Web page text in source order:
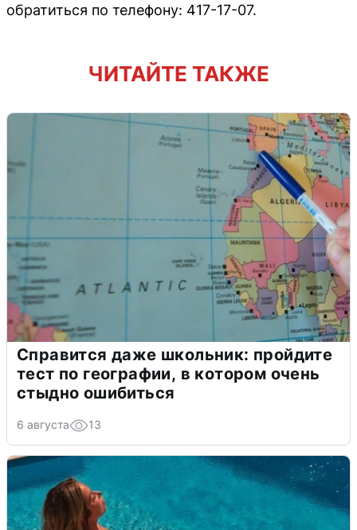
обратиться по телефону: 417-17-07.
ЧИТАЙТЕ ТАКЖЕ
Справится даже школьник: пройдите
тест по географии, в котором очень
стыдно ошибиться
6 августа 13